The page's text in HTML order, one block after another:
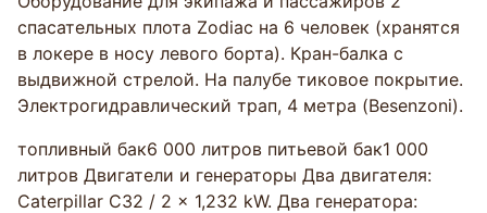
спасательных плота Zodiac на 6 человек (хранятся
в локере в носу левого борта). Кран-балка с
выдвижной стрелой. На палубе тиковое покрытие.
Электрогидравлический трап, 4 метра (Besenzoni).
топливный бак6 000 литров питьевой бак1 000
литров Двигатели и генераторы Два двигателя:
Caterpillar C32 / 2 x 1,232 kW. Два генератора: